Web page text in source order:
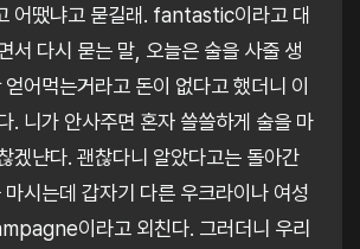
어땠냐고 묻길래. fantastic이라고 대
서 다시 묻는 말, 오늘은 술을 사줄 생
어먹는거라고 돈이 없다고 했더니 이
. 니가 안사주면 혼자 쓸쓸하게 술을 마
겠냔다. 괜찮다니 알았다고는 돌아간
시는데 갑자기 다른 우크라이나 여성
이라고 외친다. 그러더니 우리